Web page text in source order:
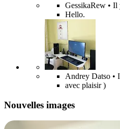
GessikaRew • Il
Hello.
Andrey Datso •
avec plaisir )
Nouvelles images